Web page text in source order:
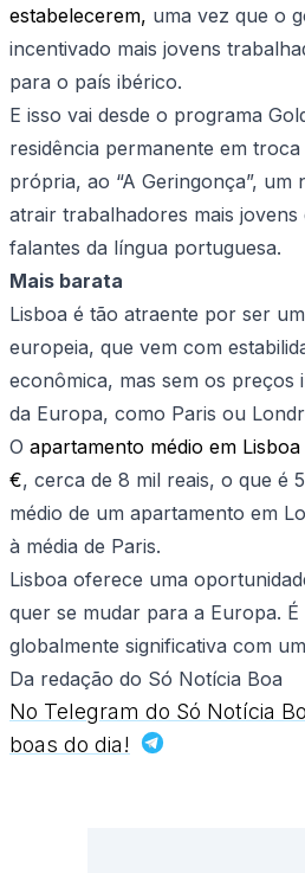
estabelecerem, uma vez que o
incentivado mais jovens
para o país ibérico.
E isso vai desde o programa
residência permanente em
própria, ao “A Geringonça”,
atrair trabalhadores mais jovens
falantes da língua portuguesa.
Mais barata
Lisboa é tão atraente por ser
europeia, que vem com
econômica, mas sem os preços
da Europa, como Paris ou
O apartamento médio em
€, cerca de 8 mil reais, o que é
médio de um apartamento em
à média de Paris.
Lisboa oferece uma
quer se mudar para a Europa.
globalmente significativa com
Da redação do Só Notícia Boa
No Telegram do Só Notícia
boas do dia!